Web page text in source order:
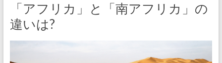
「アフリカ」と「南アフリカ」の
違いは?